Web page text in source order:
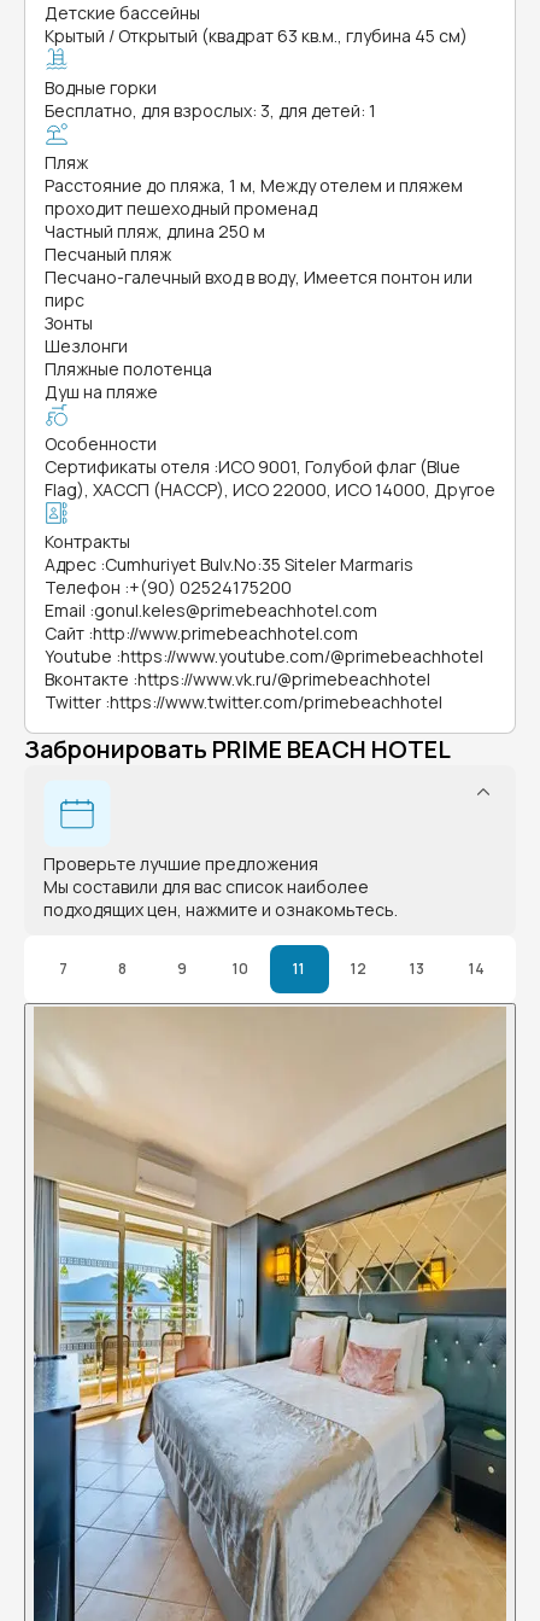
Детские бассейны
Крытый / Открытый (квадрат 63 кв.м., глубина 45 см)
Водные горки
Бесплатно, для взрослых: 3, для детей: 1
Пляж
Расстояние до пляжа, 1 м, Между отелем и пляжем
проходит пешеходный променад
Частный пляж, длина 250 м
Песчаный пляж
Песчано-галечный вход в воду, Имеется понтон или
пирс
Зонты
Шезлонги
Пляжные полотенца
Душ на пляже
Особенности
Сертификаты отеля :ИСО 9001, Голубой флаг (Blue
Flag), ХАССП (HACCP), ИСО 22000, ИСО 14000, Другое
Контракты
Адрес :Cumhuriyet Bulv.No:35 Siteler Marmaris
Телефон :+(90) 02524175200
Email :gonul.keles@primebeachhotel.com
Сайт :http://www.primebeachhotel.com
Youtube :https://www.youtube.com/@primebeachhotel
Вконтакте :https://www.vk.ru/@primebeachhotel
Twitter :https://www.twitter.com/primebeachhotel
Забронировать PRIME BEACH HOTEL
Проверьте лучшие предложения
Мы составили для вас список наиболее
подходящих цен, нажмите и ознакомьтесь.
7 8 9 10 11 12 13 14